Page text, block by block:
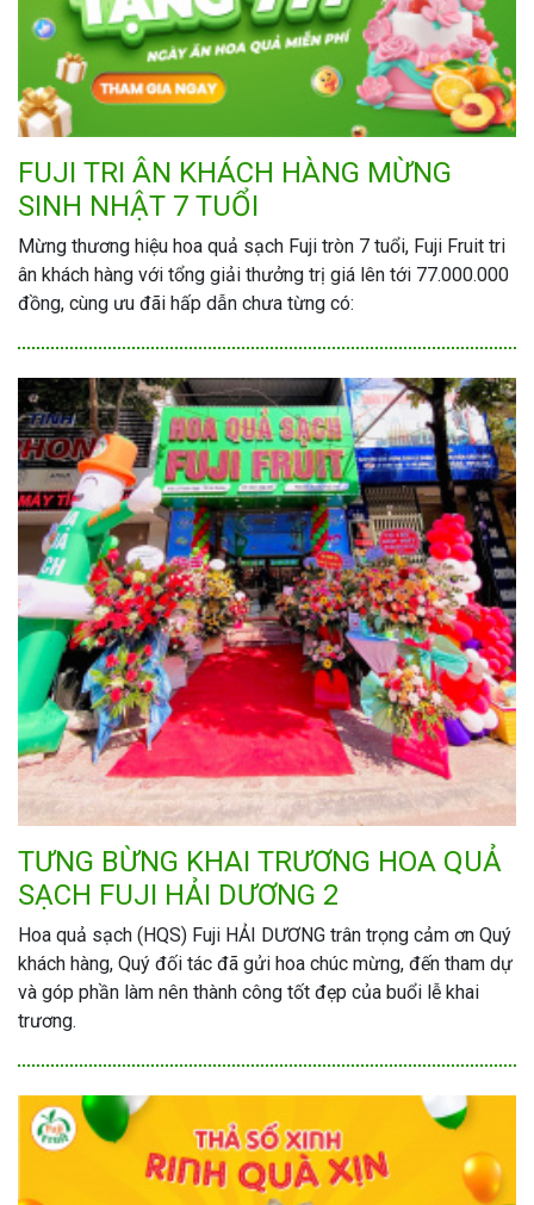
FUJI TRI ÂN KHÁCH HÀNG MỪNG
SINH NHẬT 7 TUỔI
Mừng thương hiệu hoa quả sạch Fuji tròn 7 tuổi, Fuji Fruit tri
ân khách hàng với tổng giải thưởng trị giá lên tới 77.000.000
đồng, cùng ưu đãi hấp dẫn chưa từng có:
TƯNG BỪNG KHAI TRƯƠNG HOA QUẢ
SẠCH FUJI HẢI DƯƠNG 2
Hoa quả sạch (HQS) Fuji HẢI DƯƠNG trân trọng cảm ơn Quý
khách hàng, Quý đối tác đã gửi hoa chúc mừng, đến tham dự
và góp phần làm nên thành công tốt đẹp của buổi lễ khai
trương.